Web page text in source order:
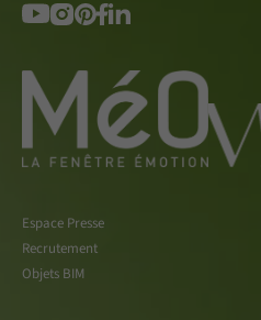
Espace Presse
Recrutement
Objets BIM